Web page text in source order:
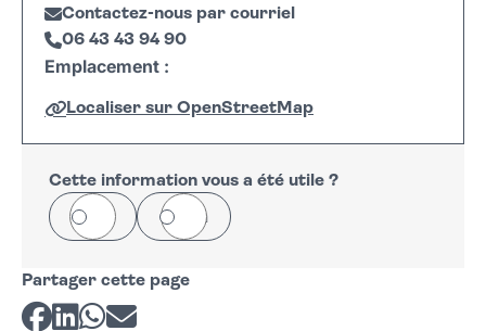
Contactez-nous par courriel
06 43 43 94 90
Emplacement :
Localiser sur OpenStreetMap
+
−
Leaflet
Cette information vous a été utile ?
Oui Non
Partager cette page
Partager sur Facebook
Partager sur LinkedIn
Partager sur Whatsapp
Partager par courriel